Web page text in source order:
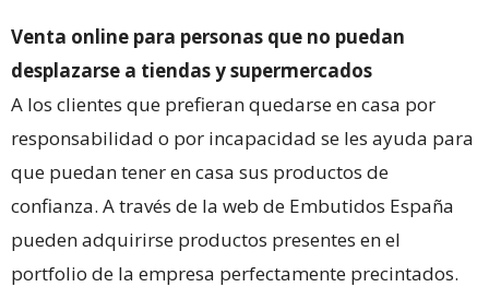
Venta online para personas que no puedan
desplazarse a tiendas y supermercados
A los clientes que prefieran quedarse en casa por
responsabilidad o por incapacidad se les ayuda para
que puedan tener en casa sus productos de
confianza. A través de la web de Embutidos España
pueden adquirirse productos presentes en el
portfolio de la empresa perfectamente precintados.